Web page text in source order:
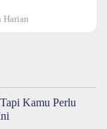
Harian
Kamu Perlu